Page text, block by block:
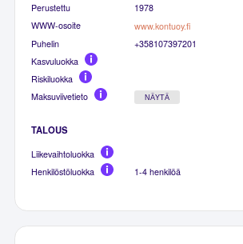
Perustettu
1978
WWW-osoite
www.kontuoy.fi
Puhelin
+358107397201
Kasvuluokka
Riskiluokka
Maksuviivetieto
NÄYTÄ
TALOUS
Liikevaihtoluokka
Henkilöstöluokka
1-4 henkilöä